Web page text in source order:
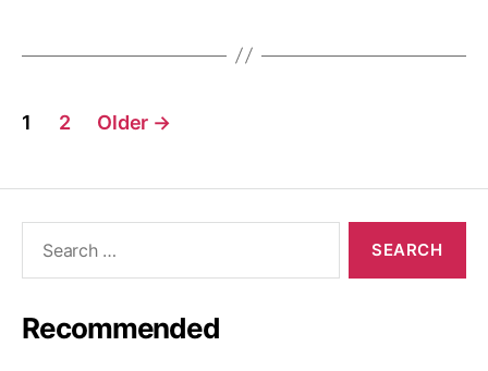
Posts
1 2 Older →
Recommended